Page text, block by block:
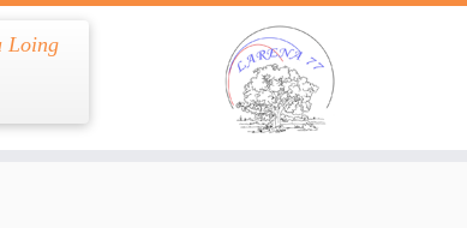
Loing